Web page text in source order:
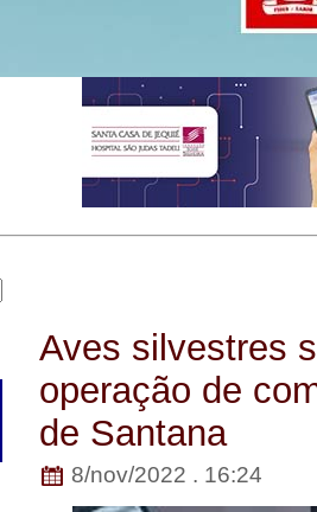
Aves silvestres
operação de
de Santana
8/nov/2022 . 16:24